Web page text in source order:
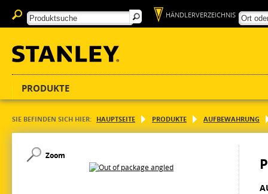
HÄNDLERVERZEICHNIS
PRODUKTE
SIE BEFINDEN SICH HIER: HAUPTSEITE PRODUKTE AUFBEWAHRUNG
Zoom